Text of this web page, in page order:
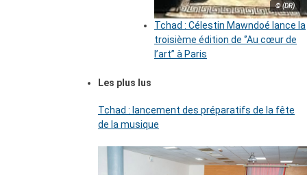
© (DR)
Tchad : Célestin Mawndoé lance la
troisième édition de ‘’Au cœur de
l’art’’ à Paris
Les plus lus
Tchad : lancement des préparatifs de la fête
de la musique